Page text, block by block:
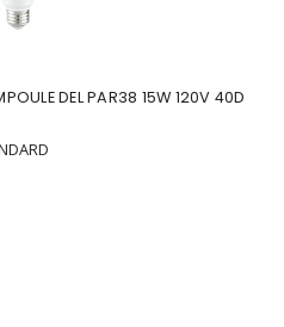
DEL PAR38 15W 120V 40D